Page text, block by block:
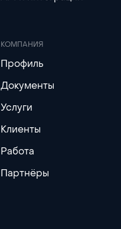
КОМПАНИЯ
Профиль
Документы
Услуги
Клиенты
Работа
Партнёры